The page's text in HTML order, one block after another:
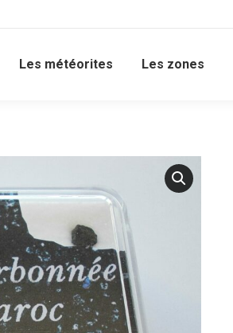
Les météorites Les zones